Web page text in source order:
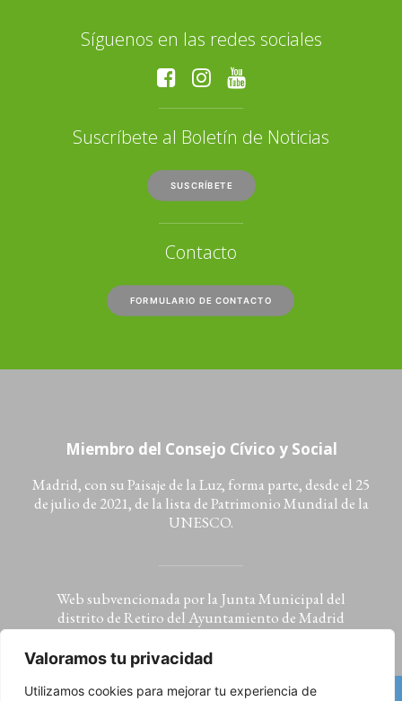
Valoramos tu privacidad
Utilizamos cookies para mejorar tu experiencia de
Síguenos en las redes sociales
Suscríbete al Boletín de Noticias
SUSCRÍBETE
Contacto
FORMULARIO DE CONTACTO
Miembro del Consejo Cívico y Social
Madrid, con su Paisaje de la Luz, forma parte, desde el 25
de julio de 2021, de la lista de Patrimonio Mundial de la
UNESCO.
Web subvencionada por la Junta Municipal del
distrito de Retiro del Ayuntamiento de Madrid